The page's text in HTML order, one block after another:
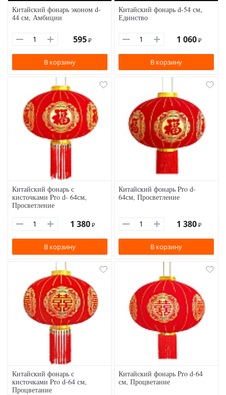
Китайский фонарь эконом d-
44 см, Амбиции
595 ₽
В корзину
Китайский фонарь d-54 см,
Единство
1 060 ₽
В корзину
Китайский фонарь с
кисточками Pro d- 64см,
Просветление
1 380 ₽
В корзину
Китайский фонарь Pro d-
64см, Просветление
1 380 ₽
В корзину
Китайский фонарь с
кисточками Pro d-64 см,
Процветание
Китайский фонарь Pro d-64
см, Процветание